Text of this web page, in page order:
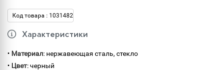
Код товара : 1031482
Характеристики
• Материал: нержавеющая сталь, стекло
• Цвет: черный